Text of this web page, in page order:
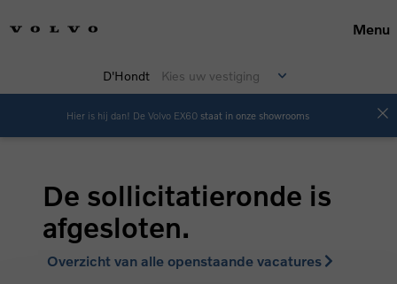
Menu
D'Hondt Kies uw vestiging
Hier is hij dan! De Volvo EX60 staat in onze showrooms
De sollicitatieronde is
afgesloten.
Overzicht van alle openstaande vacatures